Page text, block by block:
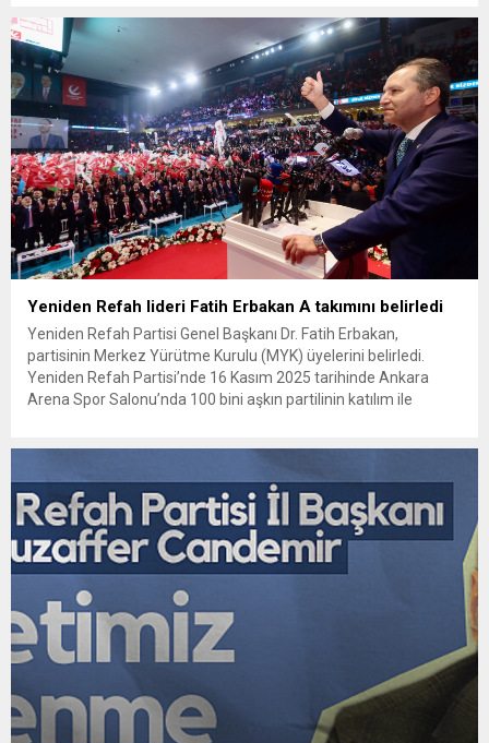
görüşme TBMM’de gerçekleşti. MHP Genel Başkanı Devlet
Bahçeli, DEM Parti İmralı Heyeti üyeleri...
Yeniden Refah lideri Fatih Erbakan A takımını belirledi
Yeniden Refah Partisi Genel Başkanı Dr. Fatih Erbakan,
partisinin Merkez Yürütme Kurulu (MYK) üyelerini belirledi.
Yeniden Refah Partisi’nde 16 Kasım 2025 tarihinde Ankara
Arena Spor Salonu’nda 100 bini aşkın partilinin katılım ile